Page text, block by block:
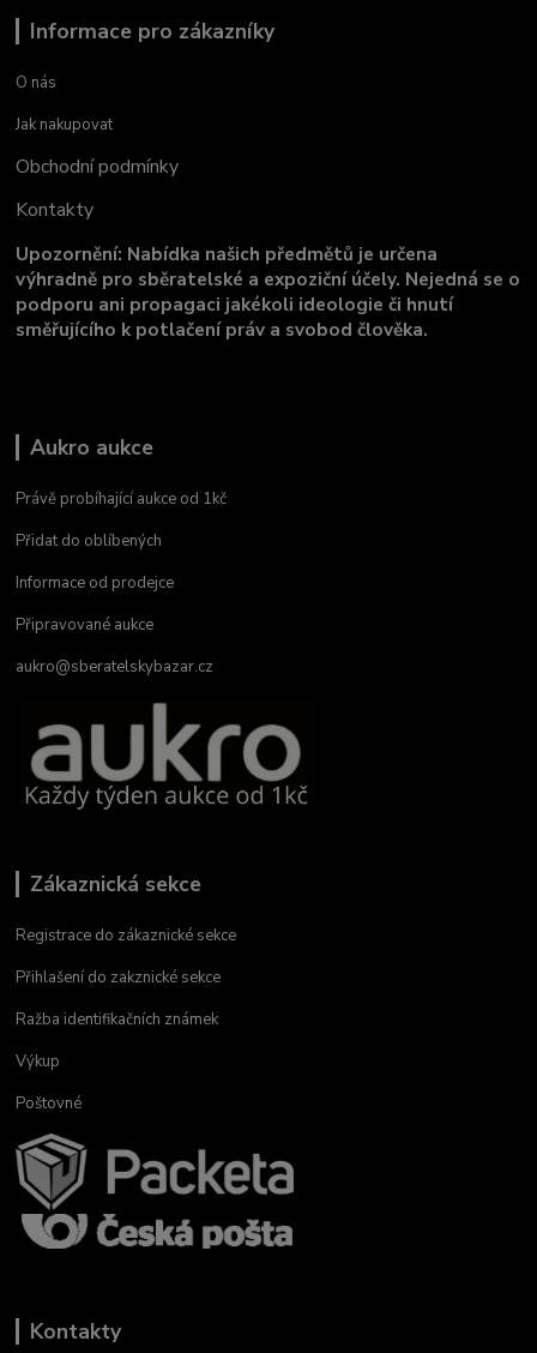
Informace pro zákazníky
O nás
Jak nakupovat
Obchodní podmínky
Kontakty
Upozornění: Nabídka našich předmětů je určena
výhradně pro sběratelské a expoziční účely. Nejedná se o
podporu ani propagaci jakékoli ideologie či hnutí
směřujícího k potlačení práv a svobod člověka.
Aukro aukce
Právě probíhající aukce od 1kč
Přidat do oblíbených
Informace od prodejce
Připravované aukce
aukro@sberatelskybazar.cz
Zákaznická sekce
Registrace do zákaznické sekce
Přihlašení do zakznické sekce
Ražba identifikačních známek
Výkup
Poštovné
Kontakty